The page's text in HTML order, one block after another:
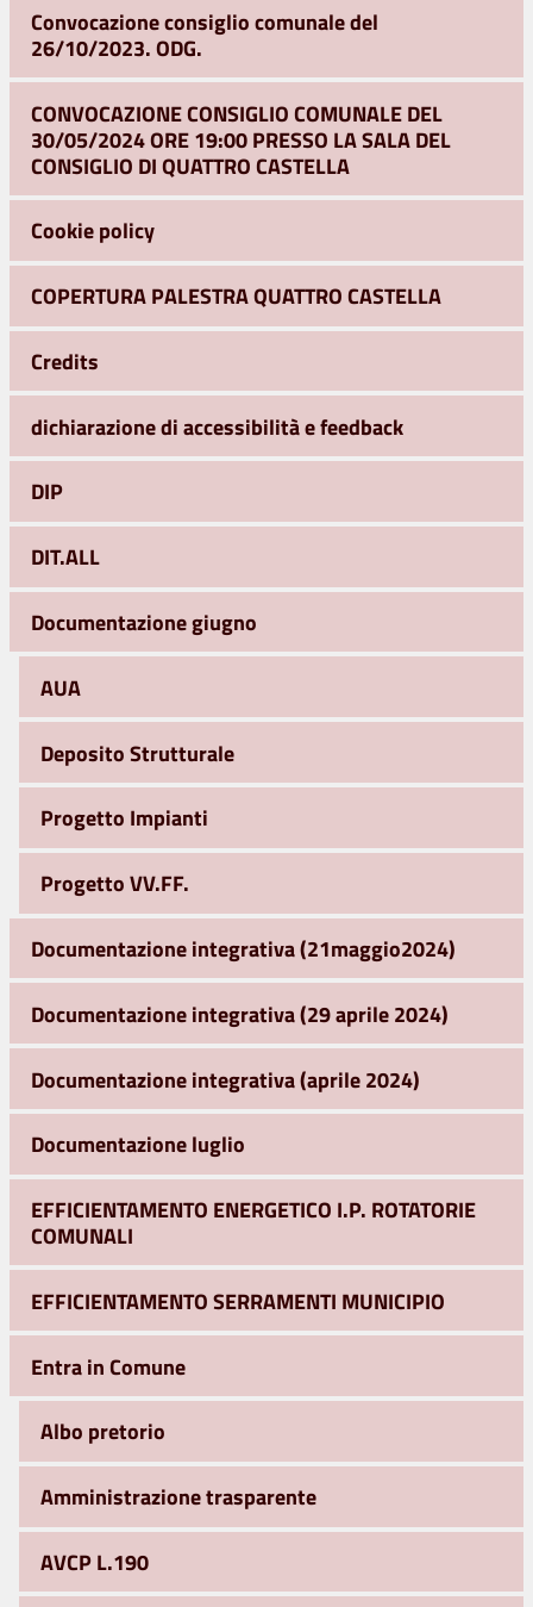
Convocazione consiglio comunale del
26/10/2023. ODG.
CONVOCAZIONE CONSIGLIO COMUNALE DEL
30/05/2024 ORE 19:00 PRESSO LA SALA DEL
CONSIGLIO DI QUATTRO CASTELLA
Cookie policy
COPERTURA PALESTRA QUATTRO CASTELLA
Credits
dichiarazione di accessibilità e feedback
DIP
DIT.ALL
Documentazione giugno
AUA
Deposito Strutturale
Progetto Impianti
Progetto VV.FF.
Documentazione integrativa (21maggio2024)
Documentazione integrativa (29 aprile 2024)
Documentazione integrativa (aprile 2024)
Documentazione luglio
EFFICIENTAMENTO ENERGETICO I.P. ROTATORIE
COMUNALI
EFFICIENTAMENTO SERRAMENTI MUNICIPIO
Entra in Comune
Albo pretorio
Amministrazione trasparente
AVCP L.190